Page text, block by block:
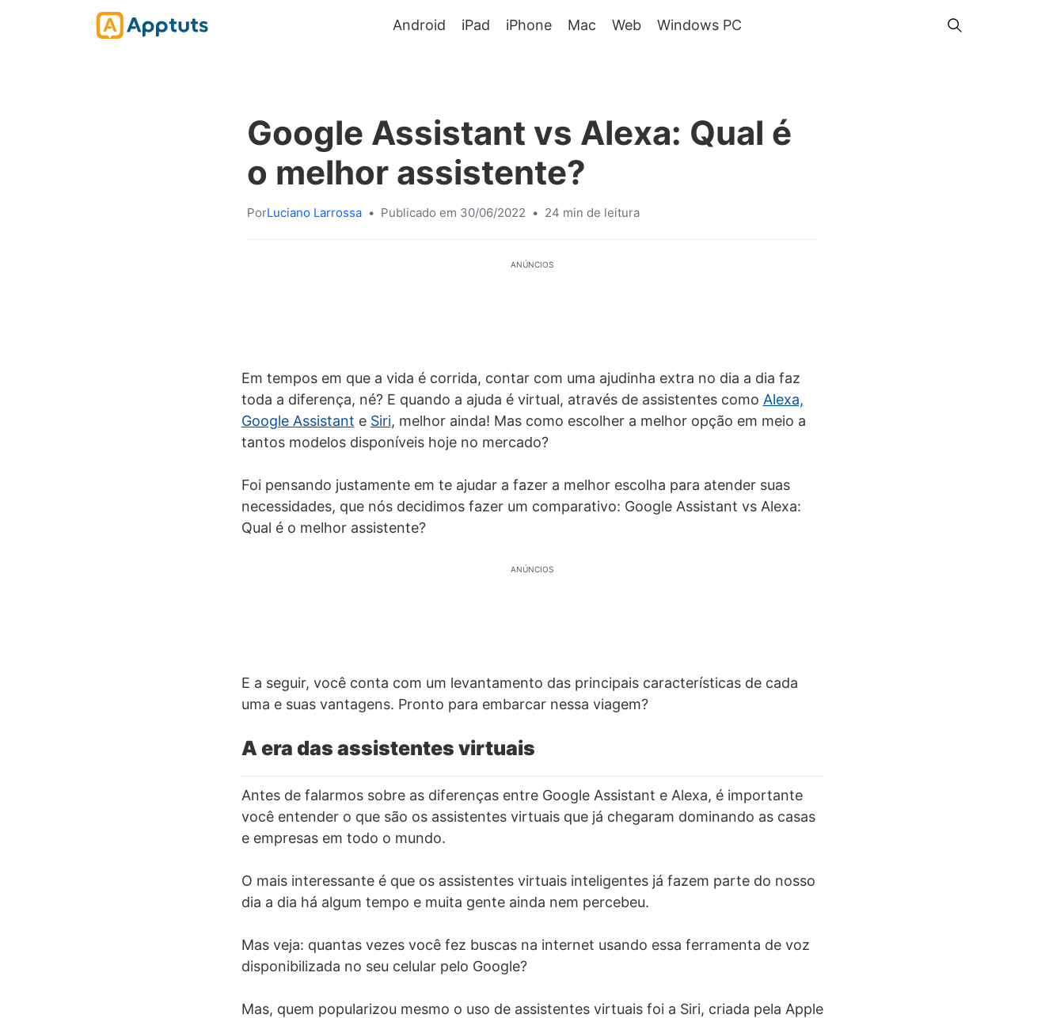
Android iPad iPhone Mac Web Windows PC
Google Assistant vs Alexa: Qual é
o melhor assistente?
PorLuciano Larrossa • Publicado em 30/06/2022 • 24 min de leitura
ANÚNCIOS
Em tempos em que a vida é corrida, contar com uma ajudinha extra no dia a dia faz
toda a diferença, né? E quando a ajuda é virtual, através de assistentes como Alexa,
Google Assistant e Siri, melhor ainda! Mas como escolher a melhor opção em meio a
tantos modelos disponíveis hoje no mercado?
Foi pensando justamente em te ajudar a fazer a melhor escolha para atender suas
necessidades, que nós decidimos fazer um comparativo: Google Assistant vs Alexa:
Qual é o melhor assistente?
ANÚNCIOS
E a seguir, você conta com um levantamento das principais características de cada
uma e suas vantagens. Pronto para embarcar nessa viagem?
A era das assistentes virtuais
Antes de falarmos sobre as diferenças entre Google Assistant e Alexa, é importante
você entender o que são os assistentes virtuais que já chegaram dominando as casas
e empresas em todo o mundo.
O mais interessante é que os assistentes virtuais inteligentes já fazem parte do nosso
dia a dia há algum tempo e muita gente ainda nem percebeu.
Mas veja: quantas vezes você fez buscas na internet usando essa ferramenta de voz
disponibilizada no seu celular pelo Google?
Mas, quem popularizou mesmo o uso de assistentes virtuais foi a Siri, criada pela Apple